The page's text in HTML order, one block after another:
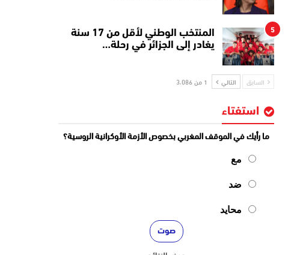
5
المنتخب الوطني لأقل من 17 سنة
يغادر إلى الجزائر في رحلة…
السابق التالي 1 من 3٬086
استفتاء
ما رأيك في الموقف المغربي بخصوص الأزمة الأوكرانية الروسية؟
مع
ضد
محايد